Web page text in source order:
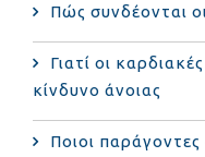
Πώς συνδέονται
Γιατί οι
κίνδυνο άνοιας
Ποιοι